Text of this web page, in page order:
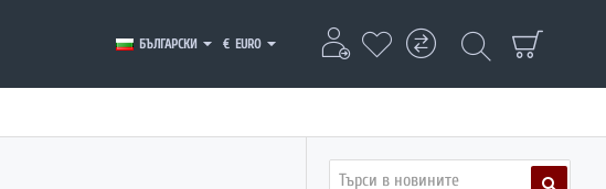
БЪЛГАРСКИ € EURO